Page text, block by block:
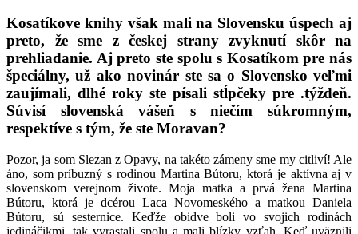
Kosatíkove knihy však mali na Slovensku úspech aj
preto, že sme z českej strany zvyknutí skôr na
prehliadanie. Aj preto ste spolu s Kosatíkom pre nás
špeciálny, už ako novinár ste sa o Slovensko veľmi
zaujímali, dlhé roky ste písali stĺpčeky pre .týždeň.
Súvisí slovenská vášeň s niečím súkromným,
respektíve s tým, že ste Moravan?
Pozor, ja som Slezan z Opavy, na takéto zámeny sme my citliví! Ale
áno, som príbuzný s rodinou Martina Bútoru, ktorá je aktívna aj v
slovenskom verejnom živote. Moja matka a prvá žena Martina
Bútoru, ktorá je dcérou Laca Novomeského a matkou Daniela
Bútoru, sú sesternice. Keďže obidve boli vo svojich rodinách
jedináčikmi, tak vyrastali spolu a mali blízky vzťah. Keď uväznili